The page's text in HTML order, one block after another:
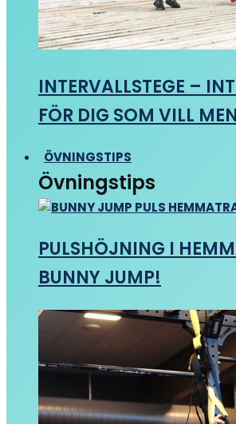
INTERVALLSTEGE –
FÖR DIG SOM VILL
ÖVNINGSTIPS
Övningstips
PULSHÖJNING I
BUNNY JUMP!